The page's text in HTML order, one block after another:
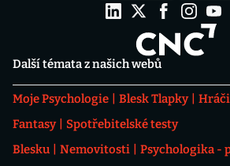
Další témata z našich webů
Moje Psychologie Blesk Tlapky
Fantasy
Spotřebitelské testy
Blesku
Nemovitosti
Psychologika -